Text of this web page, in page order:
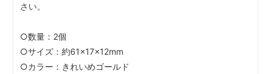
さい。
○数量：2個
○サイズ：約61×17×12mm
○カラー：きれいめゴールド